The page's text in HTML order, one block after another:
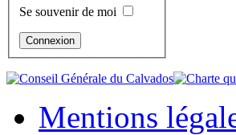
Se souvenir de moi
Mentions